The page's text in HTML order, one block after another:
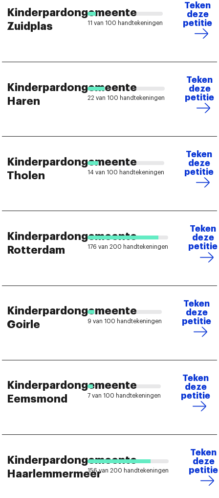
Kinderpardongemeente
Zuidplas
11 van 100 handtekeningen
Teken
deze
petitie
Kinderpardongemeente
Haren
22 van 100 handtekeningen
Teken
deze
petitie
Kinderpardongemeente
Tholen
14 van 100 handtekeningen
Teken
deze
petitie
Kinderpardongemeente
Rotterdam
176 van 200 handtekeningen
Teken
deze
petitie
Kinderpardongemeente
Goirle
9 van 100 handtekeningen
Teken
deze
petitie
Kinderpardongemeente
Eemsmond
7 van 100 handtekeningen
Teken
deze
petitie
Kinderpardongemeente
Haarlemmermeer156 van 200 handtekeningen
Teken
deze
petitie